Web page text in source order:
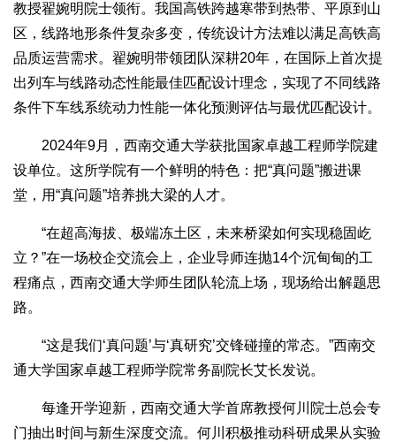
教授翟婉明院士领衔。我国高铁跨越寒带到热带、平原到山
区，线路地形条件复杂多变，传统设计方法难以满足高铁高
品质运营需求。翟婉明带领团队深耕20年，在国际上首次提
出列车与线路动态性能最佳匹配设计理念，实现了不同线路
条件下车线系统动力性能一体化预测评估与最优匹配设计。
2024年9月，西南交通大学获批国家卓越工程师学院建
设单位。这所学院有一个鲜明的特色：把“真问题”搬进课
堂，用“真问题”培养挑大梁的人才。
“在超高海拔、极端冻土区，未来桥梁如何实现稳固屹
立？”在一场校企交流会上，企业导师连抛14个沉甸甸的工
程痛点，西南交通大学师生团队轮流上场，现场给出解题思
路。
“这是我们‘真问题’与‘真研究’交锋碰撞的常态。”西南交
通大学国家卓越工程师学院常务副院长艾长发说。
每逢开学迎新，西南交通大学首席教授何川院士总会专
门抽出时间与新生深度交流。何川积极推动科研成果从实验